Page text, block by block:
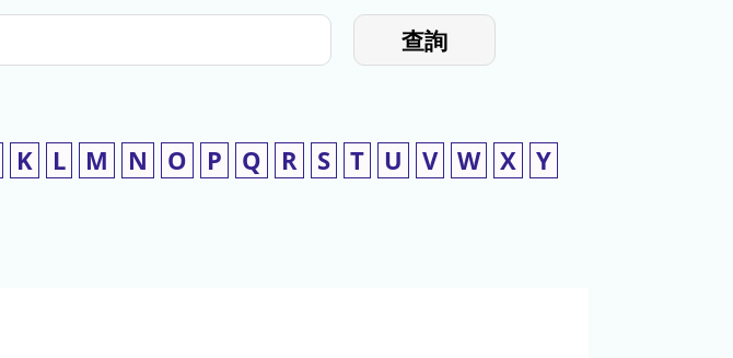
查詢
K L M N O P Q R S T U V W X Y